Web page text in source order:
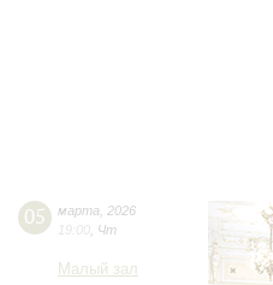
05 марта
2026
19:00 Чт
Малый зал